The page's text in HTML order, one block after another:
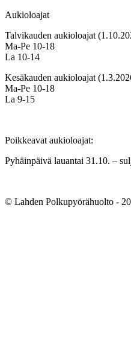
Aukioloajat
Talvikauden aukioloajat
Ma-Pe 10-18
La 10-14
Kesäkauden aukioloajat
Ma-Pe 10-18
La 9-15
Poikkeavat aukioloajat:
Pyhäinpäivä lauantai 31.10. –
© Lahden Polkupyörähuolto -